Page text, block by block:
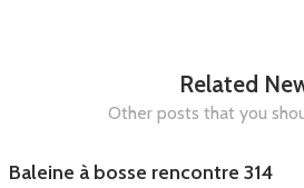
Related
Other posts that you
Baleine à bosse rencontre 314